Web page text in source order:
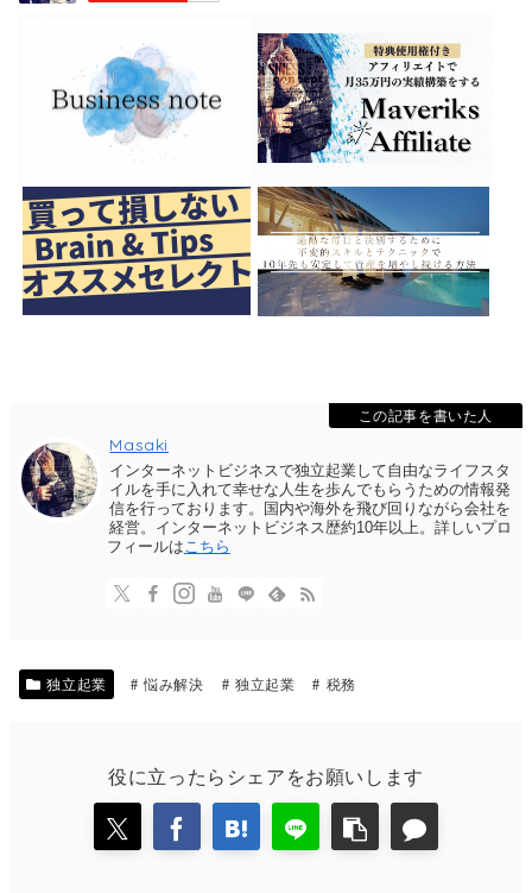
この記事を書いた人
Masaki
インターネットビジネスで独立起業して自由なライフスタ
イルを手に入れて幸せな人生を歩んでもらうための情報発
信を行っております。国内や海外を飛び回りながら会社を
経営。インターネットビジネス歴約10年以上。詳しいプロ
フィールはこちら
独立起業 悩み解決 独立起業 税務
役に立ったらシェアをお願いします